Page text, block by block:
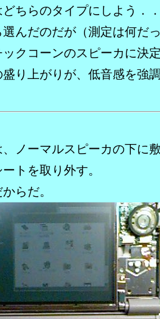
ちらのタイプにしよう．
んだのだが（測定は何だ
クコーンのスピーカに決
盛り上がりが、低音感を強
ノーマルスピーカの下に
トを取り外す。
らだ。